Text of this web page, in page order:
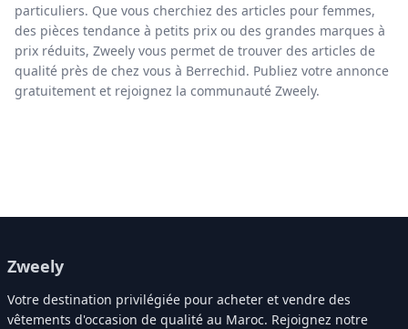
particuliers. Que vous cherchiez des articles pour femmes,
des pièces tendance à petits prix ou des grandes marques à
prix réduits, Zweely vous permet de trouver des articles de
qualité près de chez vous à Berrechid. Publiez votre annonce
gratuitement et rejoignez la communauté Zweely.
Zweely
Votre destination privilégiée pour acheter et vendre des
vêtements d'occasion de qualité au Maroc. Rejoignez notre